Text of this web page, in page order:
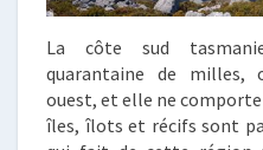
La côte sud
quarantaine de milles,
ouest, et elle ne comporte
îles, îlots et récifs sont